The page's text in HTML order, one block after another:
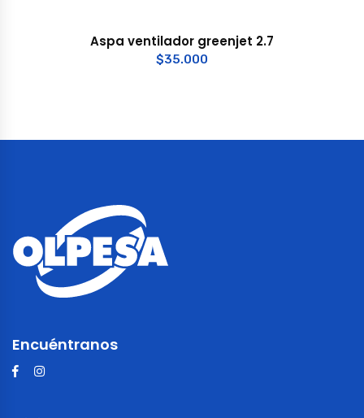
Aspa ventilador greenjet 2.7
$35.000
Encuéntranos